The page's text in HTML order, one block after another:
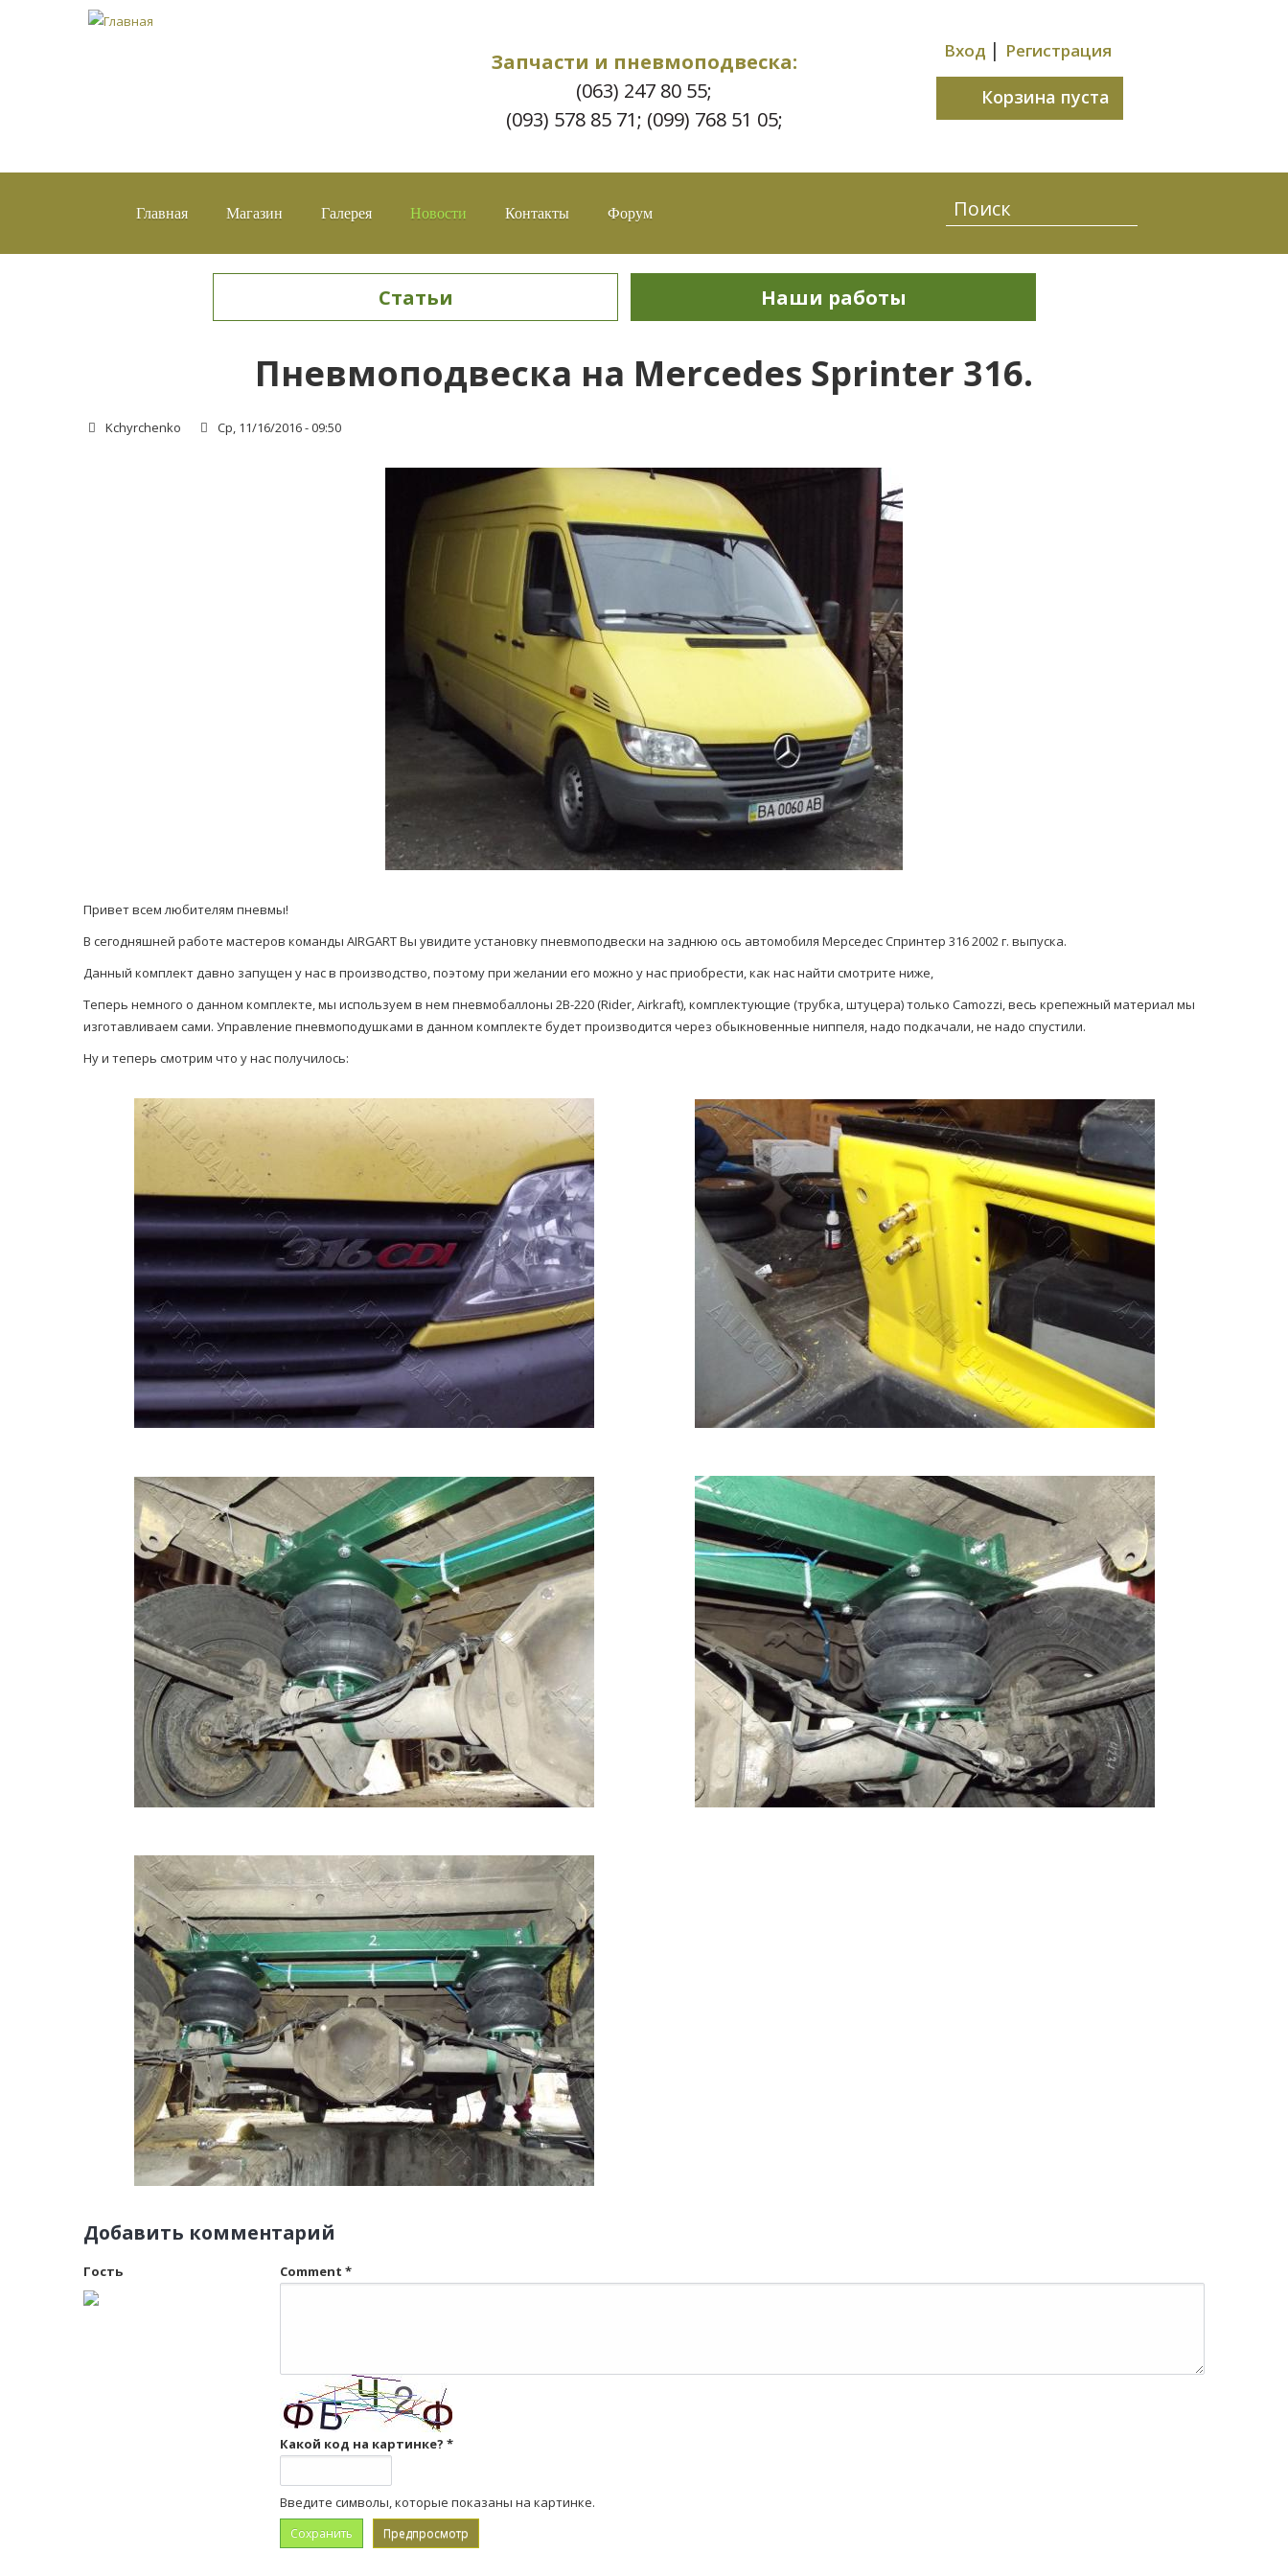
Запчасти и пневмоподвеска:
(063) 247 80 55;
(093) 578 85 71; (099) 768 51 05;
Вход | Регистрация
Корзина пуста
Главная Магазин Галерея Новости Контакты Форум
Статьи Наши работы
Пневмоподвеска на Mercedes Sprinter 316.
Kchyrchenko Ср, 11/16/2016 - 09:50
Привет всем любителям пневмы!
В сегодняшней работе мастеров команды AIRGART Вы увидите установку пневмоподвески на заднюю ось автомобиля Мерседес Спринтер 316 2002 г. выпуска.
Данный комплект давно запущен у нас в производство, поэтому при желании его можно у нас приобрести, как нас найти смотрите ниже,
Теперь немного о данном комплекте, мы используем в нем пневмобаллоны 2В-220 (Rider, Airkraft), комплектующие (трубка, штуцера) только Camozzi, весь крепежный материал мы
изготавливаем сами. Управление пневмоподушками в данном комплекте будет производится через обыкновенные ниппеля, надо подкачали, не надо спустили.
Ну и теперь смотрим что у нас получилось:
Добавить комментарий
Гость Comment *
Какой код на картинке? *
Введите символы, которые показаны на картинке.